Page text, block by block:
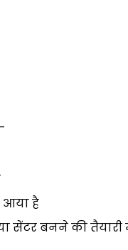
आया है
सेंटर बनने की तैयारी